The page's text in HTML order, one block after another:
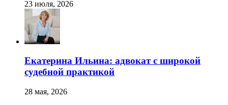
23 июля, 2026
Екатерина Ильина: адвокат с широкой
судебной практикой
28 мая, 2026